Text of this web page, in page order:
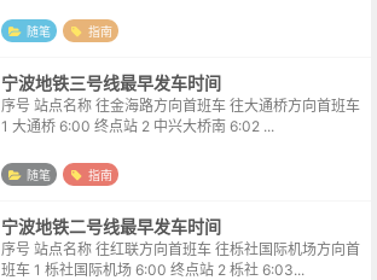
随笔 指南
宁波地铁三号线最早发车时间
序号 站点名称 往金海路方向首班车 往大通桥方向首班车
1 大通桥 6:00 终点站 2 中兴大桥南 6:02 ...
随笔 指南
宁波地铁二号线最早发车时间
序号 站点名称 往红联方向首班车 往栎社国际机场方向首
班车 1 栎社国际机场 6:00 终点站 2 栎社 6:03...